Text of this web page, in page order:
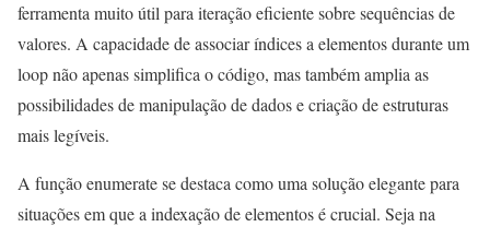
ferramenta muito útil para iteração eficiente sobre sequências de
valores. A capacidade de associar índices a elementos durante um
loop não apenas simplifica o código, mas também amplia as
possibilidades de manipulação de dados e criação de estruturas
mais legíveis.
A função enumerate se destaca como uma solução elegante para
situações em que a indexação de elementos é crucial. Seja na